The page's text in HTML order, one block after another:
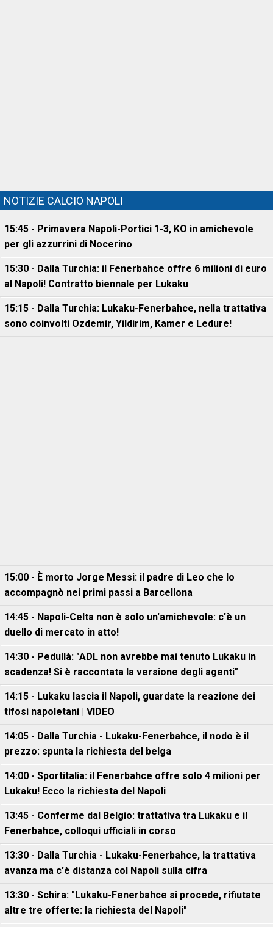
NOTIZIE CALCIO NAPOLI
15:45 - Primavera Napoli-Portici 1-3, KO in amichevole
per gli azzurrini di Nocerino
15:30 - Dalla Turchia: il Fenerbahce offre 6 milioni di euro
al Napoli! Contratto biennale per Lukaku
15:15 - Dalla Turchia: Lukaku-Fenerbahce, nella trattativa
sono coinvolti Ozdemir, Yildirim, Kamer e Ledure!
15:00 - È morto Jorge Messi: il padre di Leo che lo
accompagnò nei primi passi a Barcellona
14:45 - Napoli-Celta non è solo un'amichevole: c'è un
duello di mercato in atto!
14:30 - Pedullà: "ADL non avrebbe mai tenuto Lukaku in
scadenza! Si è raccontata la versione degli agenti"
14:15 - Lukaku lascia il Napoli, guardate la reazione dei
tifosi napoletani | VIDEO
14:05 - Dalla Turchia - Lukaku-Fenerbahce, il nodo è il
prezzo: spunta la richiesta del belga
14:00 - Sportitalia: il Fenerbahce offre solo 4 milioni per
Lukaku! Ecco la richiesta del Napoli
13:45 - Conferme dal Belgio: trattativa tra Lukaku e il
Fenerbahce, colloqui ufficiali in corso
13:30 - Dalla Turchia - Lukaku-Fenerbahce, la trattativa
avanza ma c'è distanza col Napoli sulla cifra
13:30 - Schira: "Lukaku-Fenerbahce si procede, rifiutate
altre tre offerte: la richiesta del Napoli"